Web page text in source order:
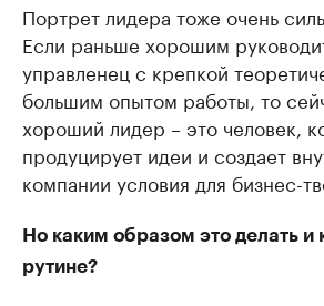
Портрет лидера тоже очень
Если раньше хорошим
управленец с крепкой
большим опытом работы, то
хороший лидер – это человек,
продуцирует идеи и создает
компании условия для бизнес-
Но каким образом это делать и
рутине?